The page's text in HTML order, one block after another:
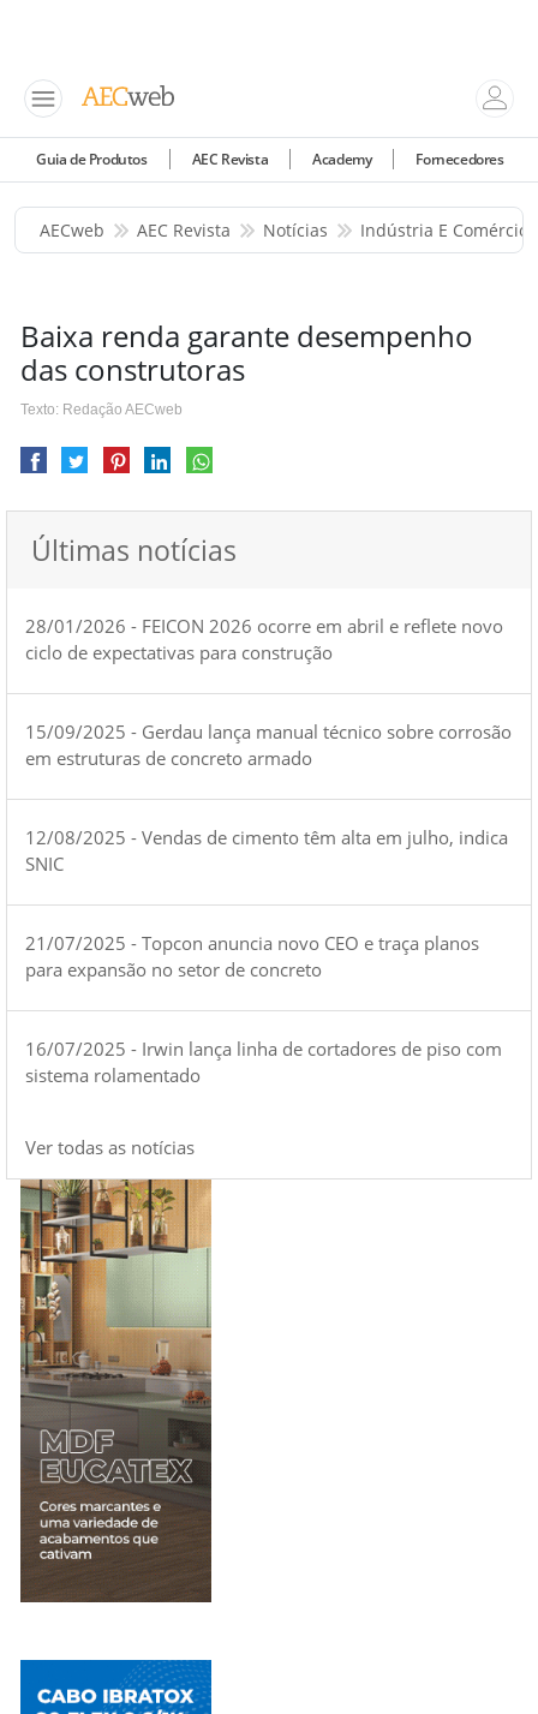
Guia de Produtos AEC Revista Academy Fornecedores
AECweb AEC Revista Notícias Indústria E Comércio
Baixa renda garante desempenho
das construtoras
Texto: Redação AECweb
Últimas notícias
28/01/2026 - FEICON 2026 ocorre em abril e reflete novo
ciclo de expectativas para construção
15/09/2025 - Gerdau lança manual técnico sobre corrosão
em estruturas de concreto armado
12/08/2025 - Vendas de cimento têm alta em julho, indica
SNIC
21/07/2025 - Topcon anuncia novo CEO e traça planos
para expansão no setor de concreto
16/07/2025 - Irwin lança linha de cortadores de piso com
sistema rolamentado
Ver todas as notícias